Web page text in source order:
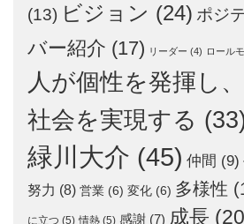
(13) ビジョン (24) ポジ
バー紹介 (17) リーダー (4) ロール
人が個性を発揮し
社会を実現する
緑川大介 (45) 仲間 (9)
努力 (8) 営業 (6) 変化 (6) 多様性
に立つ (5) 情熱 (5) 感謝 (7) 成長